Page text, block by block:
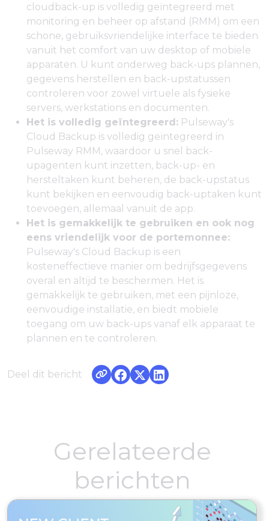
cloudback-up is volledig geïntegreerd met
monitoring en beheer op afstand (RMM) om een
schone, gebruiksvriendelijke interface te bieden
vanuit het comfort van uw desktop of mobiele
apparaten. U kunt onderweg back-ups plannen,
gegevens herstellen en back-upstatussen
controleren voor zowel virtuele als fysieke
servers, werkstations en documenten.
Het is volledig geïntegreerd: Pulseway's
Cloud Backup is volledig geïntegreerd in
Pulseway RMM, waardoor u snel back-
upagenten kunt inzetten, back-up- en
hersteltaken kunt beheren, de back-upstatus
kunt bekijken en eenvoudig back-uptaken kunt
toevoegen, allemaal vanuit de app.
Het is gemakkelijk te gebruiken en ook nog
eens vriendelijk voor de portemonnee:
Pulseway's Cloud Backup is een
kosteneffectieve manier om bedrijfsgegevens
overal en altijd te beschermen. Het is
gemakkelijk te gebruiken, met een pijnloze,
eenvoudige installatie, en biedt mobiele
toegang om uw back-ups vanaf elk apparaat te
plannen en te controleren.
Deel dit bericht
Gerelateerde
berichten